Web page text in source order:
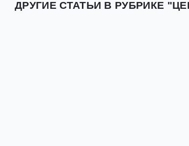
ДРУГИЕ СТАТЬИ В РУБРИКЕ